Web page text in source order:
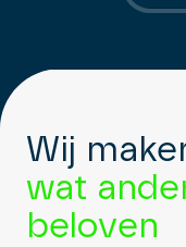
Wij
wat
beloven